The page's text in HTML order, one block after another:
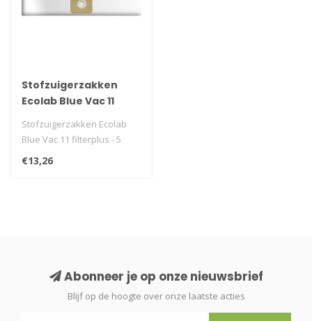
Stofzuigerzakken
Ecolab Blue Vac 11
filterplus - 5 stuks
Stofzuigerzakken Ecolab
Blue Vac 11 filterplus - 5
stuks
€13,26
Abonneer je op onze nieuwsbrief
Blijf op de hoogte over onze laatste acties